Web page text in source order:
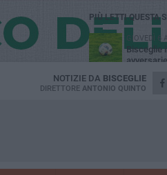
NOTIZIE DA BISCEGLIE
DIRETTORE ANTONIO QUINTO
PIÙ LETTI QUESTA
GIOVEDÌ 6
Bisceglie
avversarie
LUNEDÌ 3
Simone
Unione,